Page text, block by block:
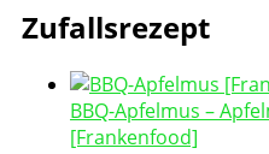
Zufallsrezept
BBQ-Apfelmus –
[Frankenfood]